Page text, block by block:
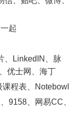
起
、LinkedIN、脉
优士网、海丁
程表、Notebowl
9158、网易CC、